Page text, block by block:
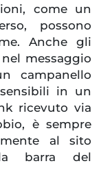
come un
possono
Anche gli
messaggio
campanello
in un
ricevuto via
è sempre
al sito
barra del